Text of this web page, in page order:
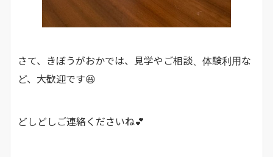
さて、きぼうがおかでは、見学やご相談、体験利用な
ど、大歓迎です😆
どしどしご連絡くださいね💕